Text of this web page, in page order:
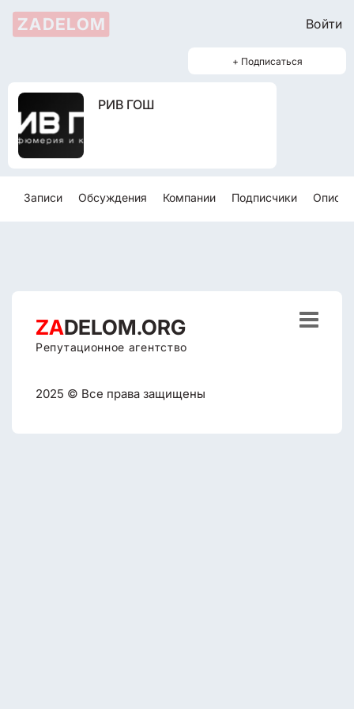
ZADELOM Войти
+ Подписаться
РИВ ГОШ
Записи Обсуждения Компании Подписчики
ZADELOM.ORG
Репутационное агентство
2025 © Все права защищены
